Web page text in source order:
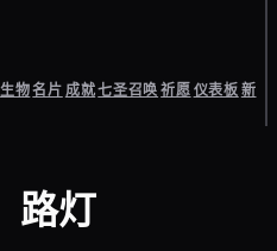
生物名片成就七圣召唤祈愿仪表板新
路灯